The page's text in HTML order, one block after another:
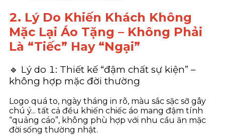
2. Lý Do Khiến Khách Không
Mặc Lại Áo Tặng – Không Phải
Là “Tiếc” Hay “Ngại”
🔹 Lý do 1: Thiết kế “đậm chất sự kiện” –
không hợp mặc đời thường
Logo quá to, ngày tháng in rõ, màu sắc sặc sỡ gây
chú ý... tất cả đều khiến chiếc áo mang đậm tính
“quảng cáo”, không phù hợp với nhu cầu ăn mặc
đời sống thường nhật.